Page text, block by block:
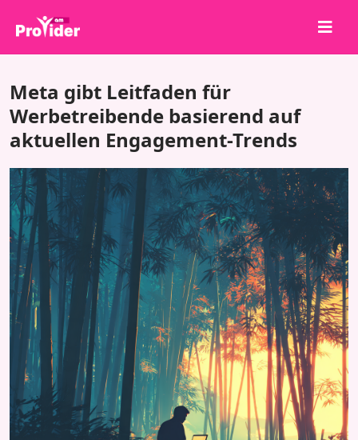
Über uns
Anmelden
Registrieren
Dienstleistungen
API
Bedingungen
Blog
Meta gibt Leitfaden für
Werbetreibende basierend auf
aktuellen Engagement-Trends